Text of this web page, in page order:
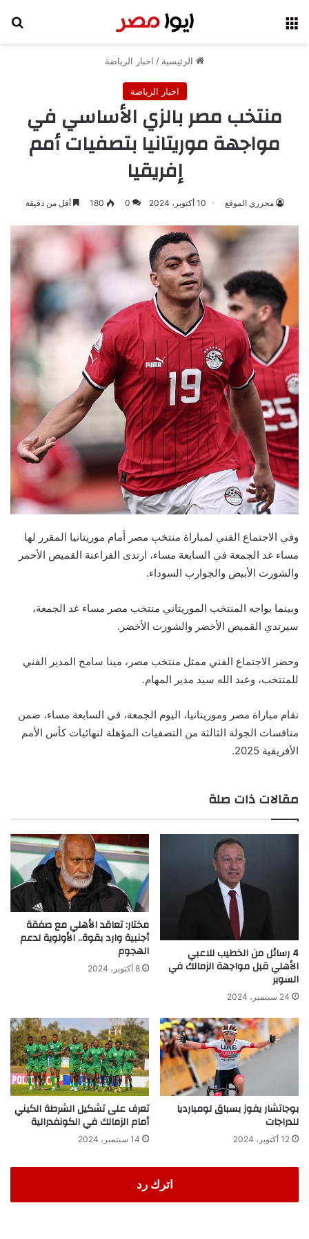
الرئيسية / اخبار الرياضة
اخبار الرياضة
منتخب مصر بالزي الأساسي في
مواجهة موريتانيا بتصفيات أمم
إفريقيا
محرري الموقع 10 أكتوبر، 2024 0
180 أقل من دقيقة
وفي الاجتماع الفني لمباراة منتخب مصر أمام موريتانيا المقرر لها
مساء غد الجمعة في السابعة مساء، ارتدى الفراعنة القميص الأحمر
والشورت الأبيض والجوارب السوداء.
وبينما يواجه المنتخب الموريتاني منتخب مصر مساء غد الجمعة،
سيرتدي القميص الأخضر والشورت الأخضر.
وحضر الاجتماع الفني ممثل منتخب مصر، مينا سامح المدير الفني
للمنتخب، وعبد الله سيد مدير المهام.
تقام مباراة مصر وموريتانيا، اليوم الجمعة، في السابعة مساء، ضمن
منافسات الجولة الثالثة من التصفيات المؤهلة لنهائيات كأس الأمم
الأفريقية 2025.
مقالات ذات صلة
4 رسائل من الخطيب للاعبي
الأهلي قبل مواجهة الزمالك في
السوبر
24 سبتمبر، 2024
مختار: تعاقد الأهلي مع صفقة
أجنبية وارد بقوة.. الأولوية لدعم
الهجوم
8 أكتوبر، 2024
بوجاتشار يفوز بسباق لومبارديا
للدراجات
12 أكتوبر، 2024
تعرف على تشكيل الشرطة الكيني
أمام الزمالك في الكونفدرالية
14 سبتمبر، 2024
اترك رد